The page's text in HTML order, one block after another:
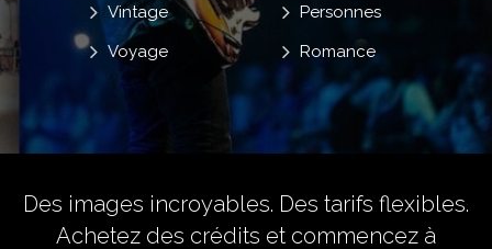
Personnes
Romance
Vintage
Voyage
Des images incroyables. Des tarifs flexibles.
Achetez des crédits et commencez à